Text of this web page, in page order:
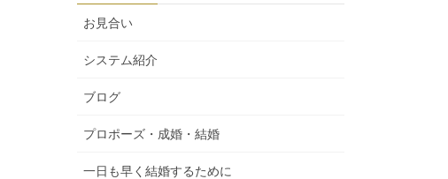
お見合い
システム紹介
ブログ
プロポーズ・成婚・結婚
一日も早く結婚するために